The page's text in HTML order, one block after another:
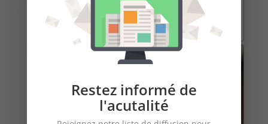
L’évaluation de la culture d’entreprise dans les PME
cibles
L'acquisition ou la cession d'une entreprise est...
Restez informé de
l'acutalité